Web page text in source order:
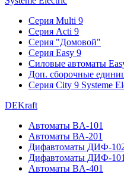
Серия Multi 9
Серия Acti 9
Серия "Домовой"
Серия Easy 9
Силовые автоматы
Доп. сборочные
Серия City 9 Systeme
DEKraft
Автоматы BA-101
Автоматы ВА-201
Дифавтоматы ДИФ-
Дифавтоматы ДИФ-
Автоматы BA-401